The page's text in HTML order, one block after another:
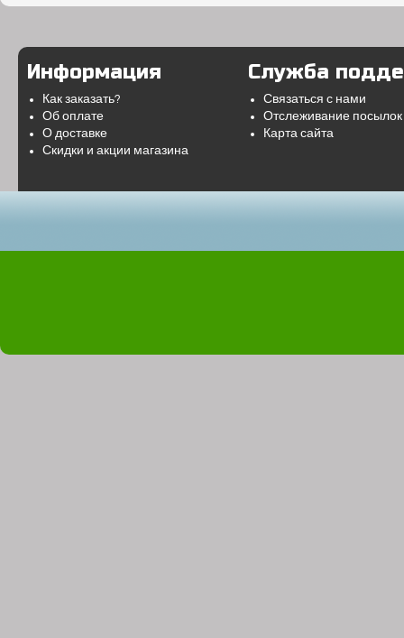
Информация
Как заказать?
Об оплате
О доставке
Скидки и акции магазина
Служба
Связаться с нами
Отслеживание посылок
Карта сайта